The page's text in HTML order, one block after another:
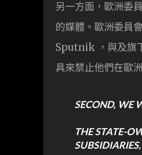
另一方面，歐洲委
的媒體。歐洲委員
Sputnik ，與及旗
具來禁止他們在歐
SECOND, WE
THE STATE-
SUBSIDIARIES,